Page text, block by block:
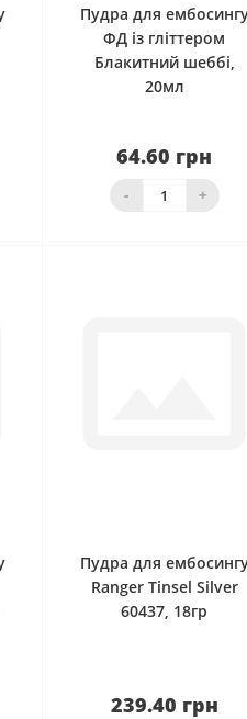
Пудра для
ФД із гліттером
Блакитний шеббі,
20мл
64.60 грн
- +
Нема в наявності
Пудра для
Ranger Tinsel Silver
60437, 18гр
239.40 грн